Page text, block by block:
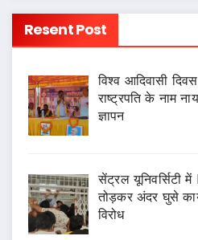
Resent Post
विश्व आदिवासी
राष्ट्रपति के नाम
ज्ञापन
सेंट्रल यूनिवर्सिटी
तोड़कर अंदर घुसे
विरोध